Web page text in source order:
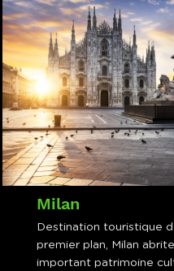
Milan
Destination touristique
premier plan, Milan
important patrimoine